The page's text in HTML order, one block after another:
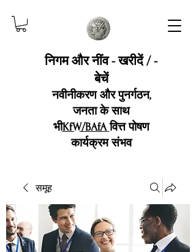
निगम और नींव - खरीदें / -
बेचें
नवीनीकरण और पुनर्गठन,
जनता के साथ
भीKfW/BAfAवित्त पोषण
कार्यक्रम संभव
समूह